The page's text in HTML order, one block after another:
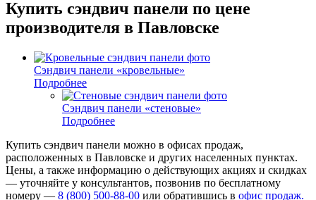
Купить сэндвич панели по цене
производителя в Павловске
Сэндвич панели «кровельные»
Подробнее
Сэндвич панели «стеновые»
Подробнее
Купить сэндвич панели можно в офисах продаж,
расположенных в Павловске и других населенных пунктах.
Цены, а также информацию о действующих акциях и скидках
— уточняйте у консультантов, позвонив по бесплатному
номеру — 8 (800) 500-88-00 или обратившись в офис продаж.